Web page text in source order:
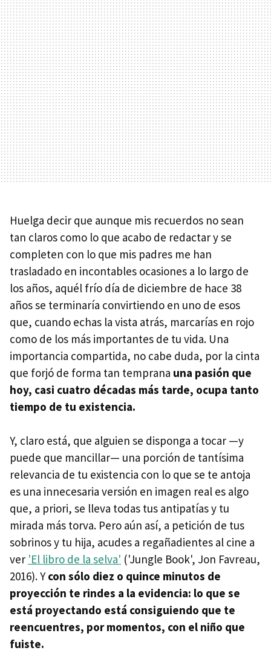
Huelga decir que aunque mis recuerdos no sean
tan claros como lo que acabo de redactar y se
completen con lo que mis padres me han
trasladado en incontables ocasiones a lo largo de
los años, aquél frío día de diciembre de hace 38
años se terminaría convirtiendo en uno de esos
que, cuando echas la vista atrás, marcarías en rojo
como de los más importantes de tu vida. Una
importancia compartida, no cabe duda, por la cinta
que forjó de forma tan temprana una pasión que
hoy, casi cuatro décadas más tarde, ocupa tanto
tiempo de tu existencia.
Y, claro está, que alguien se disponga a tocar —y
puede que mancillar— una porción de tantísima
relevancia de tu existencia con lo que se te antoja
es una innecesaria versión en imagen real es algo
que, a priori, se lleva todas tus antipatías y tu
mirada más torva. Pero aún así, a petición de tus
sobrinos y tu hija, acudes a regañadientes al cine a
ver 'El libro de la selva' ('Jungle Book', Jon Favreau,
2016). Ycon sólo diez o quince minutos de
proyección te rindes a la evidencia: lo que se
está proyectando está consiguiendo que te
reencuentres, por momentos, con el niño que
fuiste.